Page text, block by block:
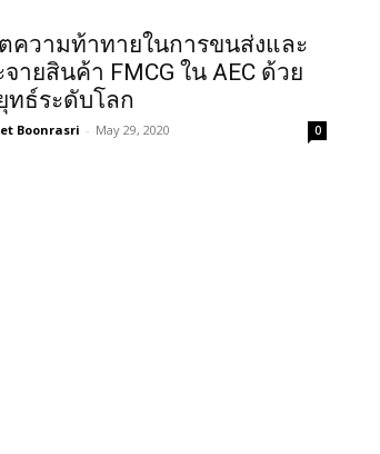
ความท้าทายในการขนส่งและ
จายสินค้า FMCG ใน AEC ด้วย
ทธ์ระดับโลก
Boonrasri - May 29, 2020 0